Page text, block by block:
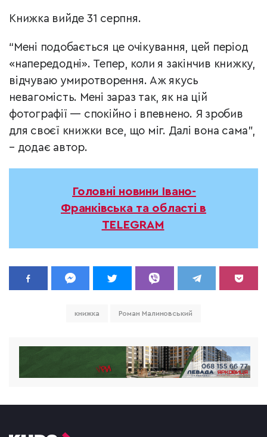
Книжка вийде 31 серпня.
“Мені подобається це очікування, цей період
«напередодні». Тепер, коли я закінчив книжку,
відчуваю умиротворення. Аж якусь
невагомість. Мені зараз так, як на цій
фотографії — спокійно і впевнено. Я зробив
для своєї книжки все, що міг. Далі вона сама”,
– додає автор.
Головні новини Івано-
Франківська та області в
TELEGRAM
книжка Роман Малиновський